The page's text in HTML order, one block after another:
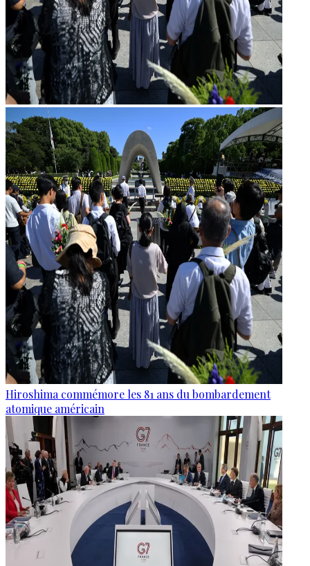
Hiroshima commémore les 81 ans du bombardement
atomique américain